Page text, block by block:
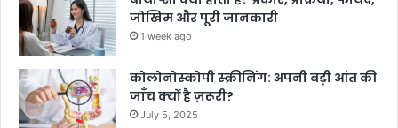
जोखिम और पूरी जानकारी
1 week ago
कोलोनोस्कोपी स्क्रीनिंग: अपनी बड़ी आंत की
जाँच क्यों है ज़रूरी?
July 5, 2025